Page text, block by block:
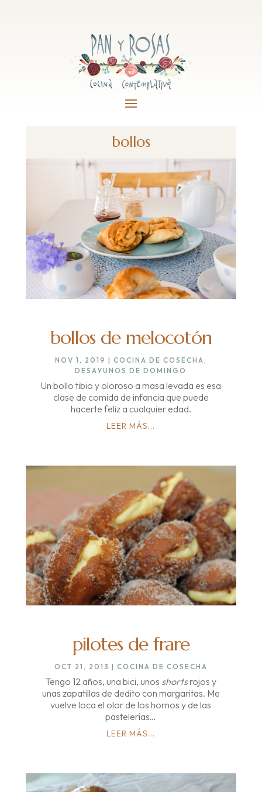
bollos
bollos de melocotón
NOV 1, 2019 | COCINA DE COSECHA
DESAYUNOS DE DOMINGO
Un bollo tibio y oloroso a masa levada es esa
clase de comida de infancia que puede
hacerte feliz a cualquier edad.
LEER MÁS...
pilotes de frare
OCT 21, 2013 | COCINA DE COSECHA
Tengo 12 años, una bici, unos shortsrojos y
unas zapatillas de dedito con margaritas. Me
vuelve loca el olor de los hornos y de las
pastelerías…
LEER MÁS...